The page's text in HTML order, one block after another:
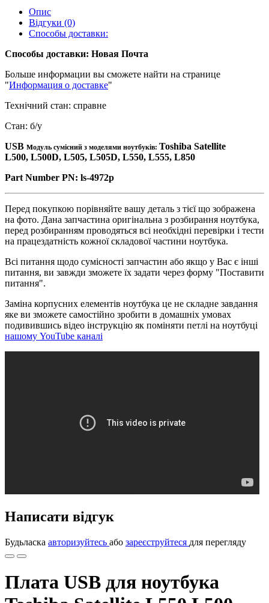
Опис
Відгуки (0)
Способы доставки:
Способы доставки: Новая Почта
Больше информации вы сможете найти на странице
"Информация о доставке"
Технічний стан: справне
Стан: б/у
USB модуль сумісний з моделями ноутбуків: Toshiba Satellite
L500, L500D, L505, L505D, L550, L555, L850
Part Number PN: ls-4972p
Перед покупкою порівняйте вашу деталь з тієї що зображена
на фото. Дана запчастина оригінальна з розбирання ноутбука,
перед розбиранням проводяться всі необхідні перевірки і тести
на працездатність кожної складової частини ноутбука.
Всі питання щодо сумісності запчастин або якщо у Вас є інші
питання, ви завжди зможете їх задати через форму "Поставити
питання".
Заміна корпусних елементів ноутбука це не складне завдання
яке ви зможете самостійно зробити в домашніх умовах
подивившись відео інструкцію як поміняти петлі на ноутбуці
нашому YouTube каналі
Написати відгук
Будьласка авторизуйтесь або зареєструйтеся для перегляду
Плата USB для ноутбука